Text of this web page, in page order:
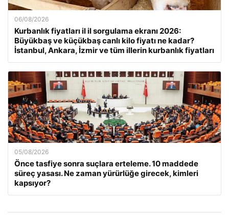
06/08/2026
Kurbanlık fiyatları il il sorgulama ekranı 2026:
Büyükbaş ve küçükbaş canlı kilo fiyatı ne kadar?
İstanbul, Ankara, İzmir ve tüm illerin kurbanlık fiyatları
05/08/2026
Önce tasfiye sonra suçlara erteleme. 10 maddede
süreç yasası. Ne zaman yürürlüğe girecek, kimleri
kapsıyor?